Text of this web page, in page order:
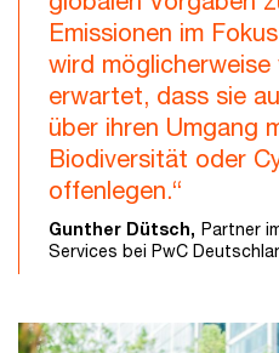
Emissionen im
wird
erwartet, dass sie
über ihren Umgang
Biodiversität oder
offenlegen.“
Gunther Dütsch, Partner
Services bei PwC